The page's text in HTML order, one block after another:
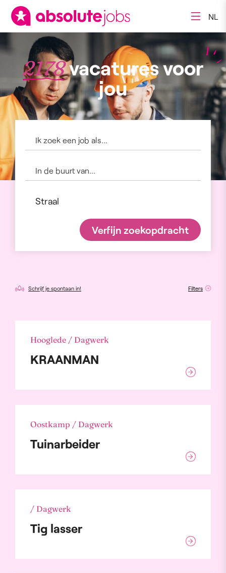
NL
2178vacatures voor
jou
Verfijn zoekopdracht
Schrijf je spontaan in! Filters
Hooglede / Dagwerk
KRAANMAN
Oostkamp / Dagwerk
Tuinarbeider
/ Dagwerk
Tig lasser